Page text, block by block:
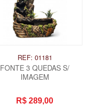
REF: 01181
FONTE 3 QUEDAS S/
IMAGEM
R$ 289,00